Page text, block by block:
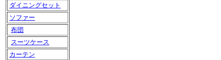
ダイニングセット
ソファー
布団
スーツケース
カーテン